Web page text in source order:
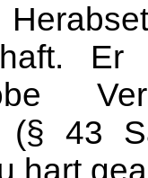
(§ 43
hart